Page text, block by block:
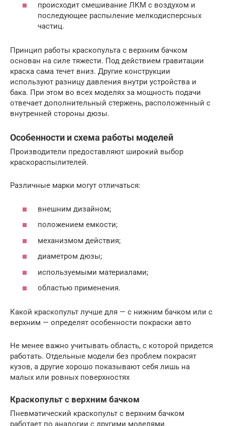
происходит смешивание ЛКМ с воздухом и
последующее распыление мелкодисперсных
частиц.
Принцип работы краскопульта с верхним бачком
основан на силе тяжести. Под действием гравитации
краска сама течет вниз. Другие конструкции
используют разницу давления внутри устройства и
бака. При этом во всех моделях за мощность подачи
отвечает дополнительный стержень, расположенный с
внутренней стороны дюзы.
Особенности и схема работы моделей
Производители предоставляют широкий выбор
краскораспылителей.
Различные марки могут отличаться:
внешним дизайном;
положением емкости;
механизмом действия;
диаметром дюзы;
используемыми материалами;
областью применения.
Какой краскопульт лучше для — с нижним бачком или с
верхним — определят особенности покраски авто
Не менее важно учитывать область, с которой придется
работать. Отдельные модели без проблем покрасят
кузов, а другие хорошо показывают себя лишь на
малых или ровных поверхностях
Краскопульт с верхним бачком
Пневматический краскопульт с верхним бачком
работает по аналогии с другими моделями.